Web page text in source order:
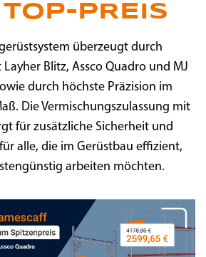
PREIS
überzeugt durch
Blitz, Assco Quadro und MJ
durch höchste Präzision im
Die Vermischungszulassung mit
für zusätzliche Sicherheit und
alle, die im Gerüstbau effizient,
arbeiten möchten.